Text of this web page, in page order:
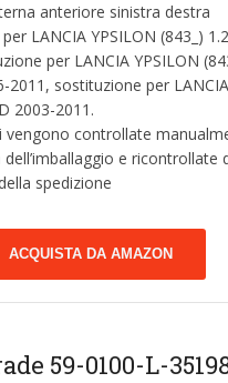
anteriore sinistra destra
LANCIA YPSILON (843_)
per LANCIA YPSILON
2011, sostituzione per
2003-2011.
vengono controllate
e ricontrollate
spedizione
ACQUISTA DA AMAZON
59-0100-L-